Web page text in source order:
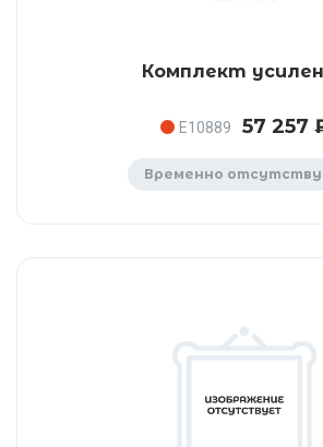
Комплект
E10889 57 257
Временно